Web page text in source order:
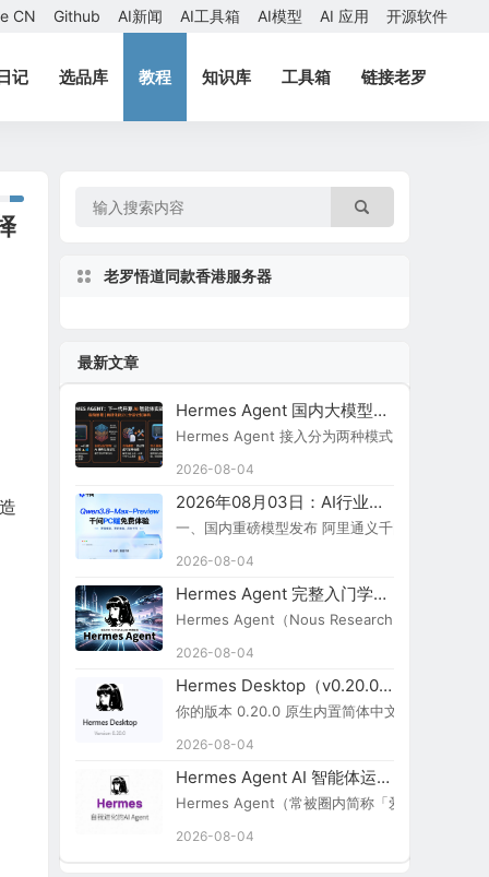
CN Github AI新闻 AI工具箱 AI模型 AI 应用 开源软件
记 选品库 教程 知识库 工具箱 链接老罗
老罗悟道同款香港服务器
最新文章
Hermes Agent 国内大模型接入指南
Hermes Agent 接入分为两种模式：原生内置
2026-08-04
2026年08月03日：AI行业新闻简报
一、国内重磅模型发布 阿里通义千问
2026-08-04
Hermes Agent 完整入门学习路线图
Hermes Agent（Nous Research）：开源自进
2026-08-04
Hermes Desktop（v0.20.0）切换简体中文步骤
你的版本 0.20.0 原生内置简体中文，无需额外
2026-08-04
Hermes Agent AI 智能体运行引擎
Hermes Agent（常被圈内简称「爱马仕 Agent
2026-08-04